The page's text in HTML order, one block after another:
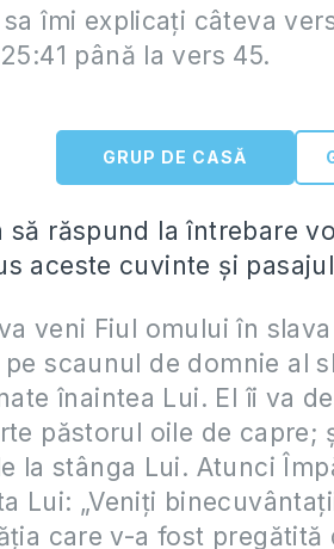
sa îmi explicați câteva
până la vers 45.
GRUP DE CASĂ
să răspund la întrebare
aceste cuvinte și
veni Fiul omului în
pe scaunul de domnie al
înaintea Lui. El îi va
păstorul oile de capre;
la stânga Lui. Atunci
Lui: „Veniţi
care v-a fost pregătită